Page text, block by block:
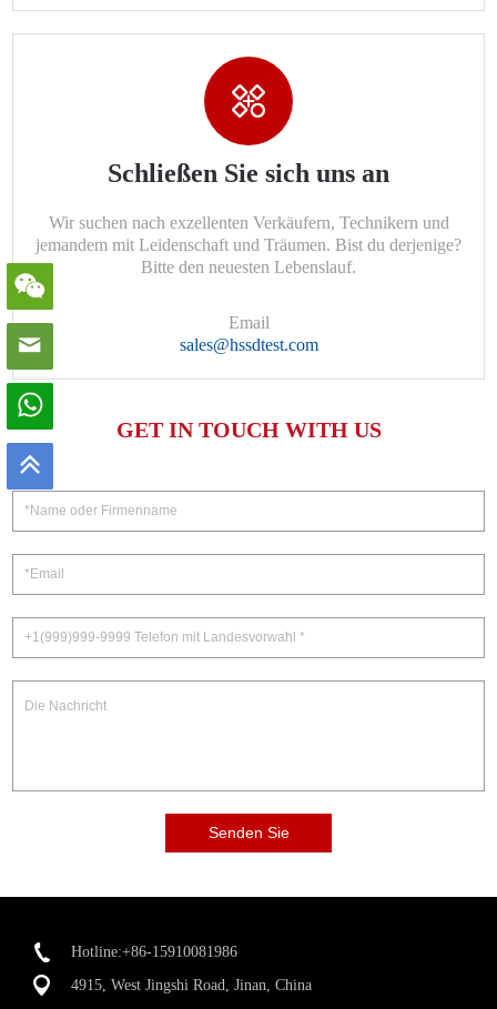
Schließen Sie sich uns an
Wir suchen nach exzellenten Verkäufern, Technikern und
jemandem mit Leidenschaft und Träumen. Bist du derjenige?
Bitte den neuesten Lebenslauf.
Email
sales@hssdtest.com
GET IN TOUCH WITH US
Senden Sie
Hotline:+86-15910081986
4915, West Jingshi Road, Jinan, China